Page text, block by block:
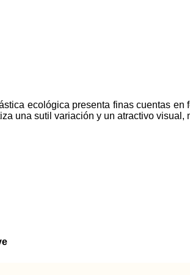
ecológica presenta finas cuentas
una sutil variación y un atractivo